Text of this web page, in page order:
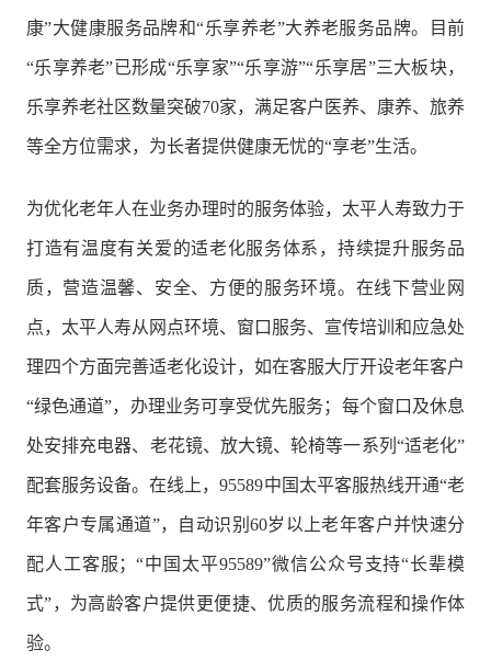
康”大健康服务品牌和“乐享养老”大养老服务品牌。目前
“乐享养老”已形成“乐享家”“乐享游”“乐享居”三大板块，
乐享养老社区数量突破70家，满足客户医养、康养、旅养
等全方位需求，为长者提供健康无忧的“享老”生活。
为优化老年人在业务办理时的服务体验，太平人寿致力于
打造有温度有关爱的适老化服务体系，持续提升服务品
质，营造温馨、安全、方便的服务环境。在线下营业网
点，太平人寿从网点环境、窗口服务、宣传培训和应急处
理四个方面完善适老化设计，如在客服大厅开设老年客户
“绿色通道”，办理业务可享受优先服务；每个窗口及休息
处安排充电器、老花镜、放大镜、轮椅等一系列“适老化”
配套服务设备。在线上，95589中国太平客服热线开通“老
年客户专属通道”，自动识别60岁以上老年客户并快速分
配人工客服；“中国太平95589”微信公众号支持“长辈模
式”，为高龄客户提供更便捷、优质的服务流程和操作体
验。